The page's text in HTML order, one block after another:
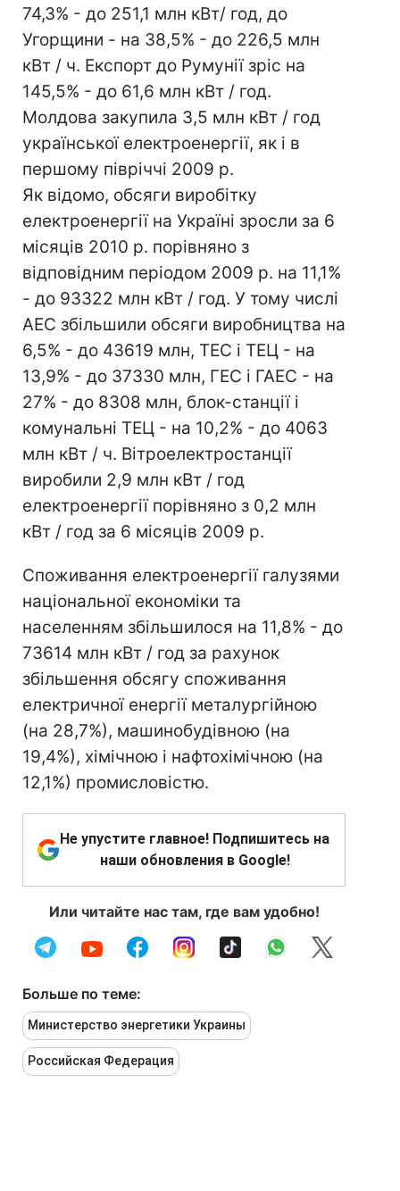
74,3% - до 251,1 млн кВт/ год, до
Угорщини - на 38,5% - до 226,5 млн
кВт / ч. Експорт до Румунії зріс на
145,5% - до 61,6 млн кВт / год.
Молдова закупила 3,5 млн кВт / год
української електроенергії, як і в
першому півріччі 2009 р.
Як відомо, обсяги виробітку
електроенергії на Україні зросли за 6
місяців 2010 р. порівняно з
відповідним періодом 2009 р. на 11,1%
- до 93322 млн кВт / год. У тому числі
АЕС збільшили обсяги виробництва на
6,5% - до 43619 млн, ТЕС і ТЕЦ - на
13,9% - до 37330 млн, ГЕС і ГАЕС - на
27% - до 8308 млн, блок-станції і
комунальні ТЕЦ - на 10,2% - до 4063
млн кВт / ч. Вітроелектростанції
виробили 2,9 млн кВт / год
електроенергії порівняно з 0,2 млн
кВт / год за 6 місяців 2009 р.
Споживання електроенергії галузями
національної економіки та
населенням збільшилося на 11,8% - до
73614 млн кВт / год за рахунок
збільшення обсягу споживання
електричної енергії металургійною
(на 28,7%), машинобудівною (на
19,4%), хімічною і нафтохімічною (на
12,1%) промисловістю.
Не упустите главное! Подпишитесь на
наши обновления в Google!
Или читайте нас там, где вам удобно!
Больше по теме:
Министерство энергетики Украины
Российская Федерация